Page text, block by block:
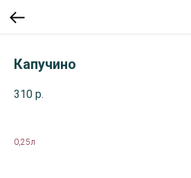
Капучино
310 р.
0,25л